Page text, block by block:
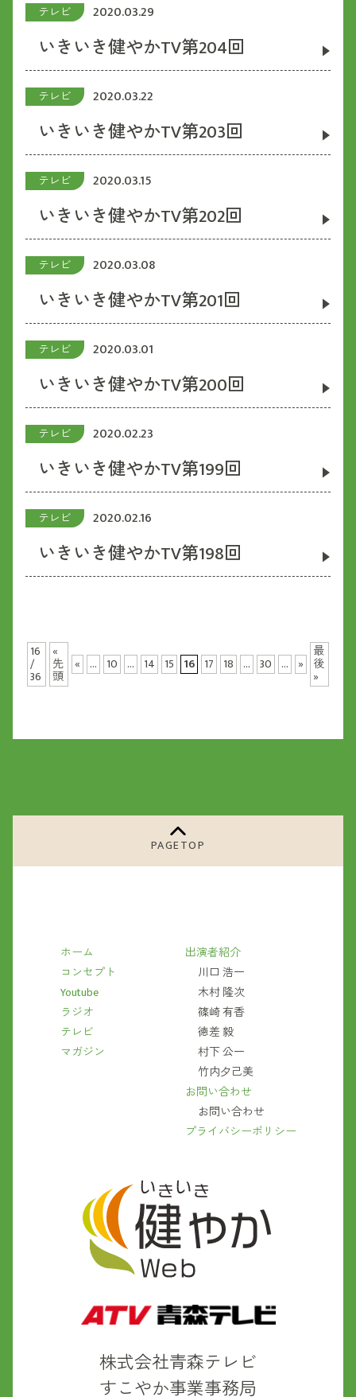
テレビ 2020.03.29
いきいき健やかTV第204回
テレビ 2020.03.22
いきいき健やかTV第203回
テレビ 2020.03.15
いきいき健やかTV第202回
テレビ 2020.03.08
いきいき健やかTV第201回
テレビ 2020.03.01
いきいき健やかTV第200回
テレビ 2020.02.23
いきいき健やかTV第199回
テレビ 2020.02.16
いきいき健やかTV第198回
16
/
36
«
先
頭
« ... 10 ... 14 15 16 17 18 ... 30 ... »
最
後
»
PAGETOP
株式会社青森テレビ
すこやか事業事務局
ホーム
コンセプト
Youtube
ラジオ
テレビ
マガジン
出演者紹介
川口 浩一
木村 隆次
篠崎 有香
徳差 毅
村下 公一
竹内夕己美
お問い合わせ
お問い合わせ
プライバシーポリシー